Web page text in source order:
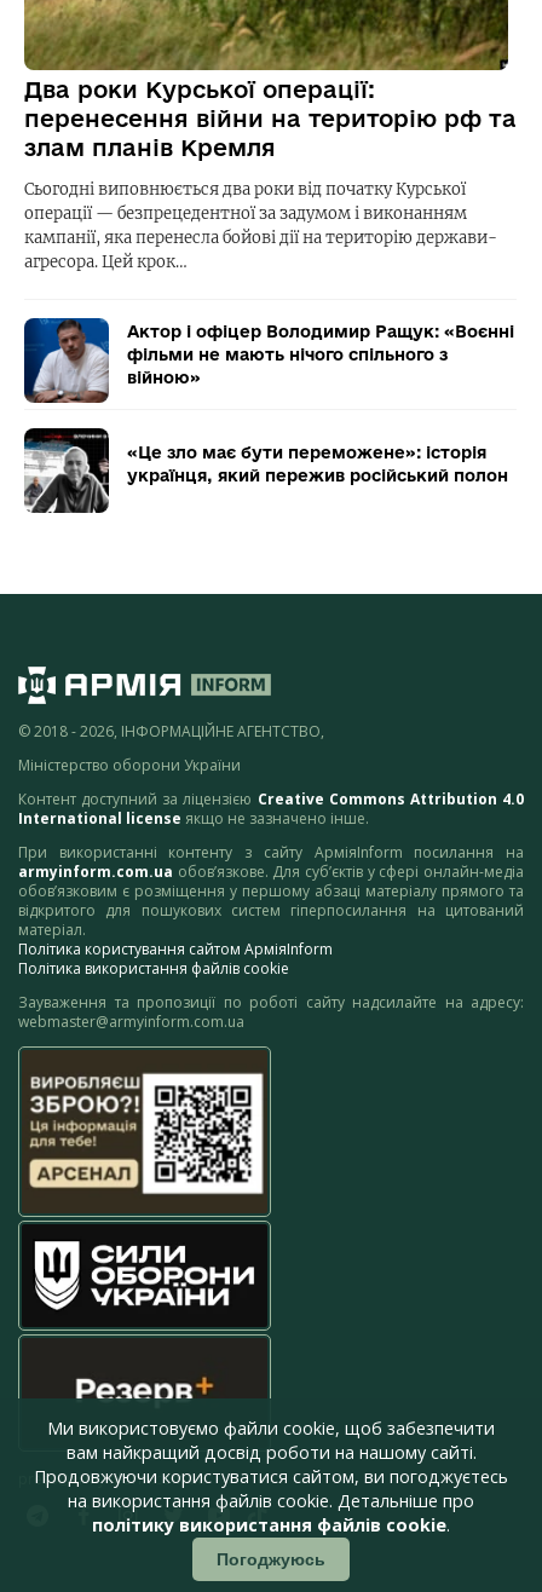
Два роки Курської операції:
перенесення війни на територію рф та
злам планів Кремля
Сьогодні виповнюється два роки від початку Курської
операції — безпрецедентної за задумом і виконанням
кампанії, яка перенесла бойові дії на територію держави-
агресора. Цей крок…
Актор і офіцер Володимир Ращук: «Воєнні
фільми не мають нічого спільного з
війною»
«Це зло має бути переможене»: історія
українця, який пережив російський полон
© 2018 - 2026, ІНФОРМАЦІЙНЕ АГЕНТСТВО,
Міністерство оборони України
Контент доступний за ліцензією Creative Commons Attribution 4.0
International license якщо не зазначено інше.
При використанні контенту з сайту АрміяInform посилання на
armyinform.com.ua обов’язкове. Для суб’єктів у сфері онлайн-медіа
обов’язковим є розміщення у першому абзаці матеріалу прямого та
відкритого для пошукових систем гіперпосилання на цитований
матеріал.
Політика користування сайтом АрміяInform
Політика використання файлів cookie
Зауваження та пропозиції по роботі сайту надсилайте на адресу:
webmaster@armyinform.com.ua
press@armyinform.com.ua
Ми використовуємо файли cookie, щоб забезпечити
вам найкращий досвід роботи на нашому сайті.
Продовжуючи користуватися сайтом, ви погоджуєтесь
на використання файлів cookie. Детальніше про
політику використання файлів cookie.
Погоджуюсь